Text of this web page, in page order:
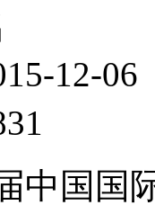
12-06
中国国